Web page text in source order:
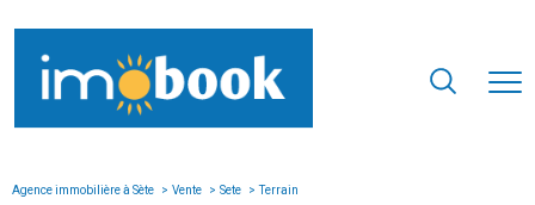
Agence immobilière à Sète Vente Sete Terrain